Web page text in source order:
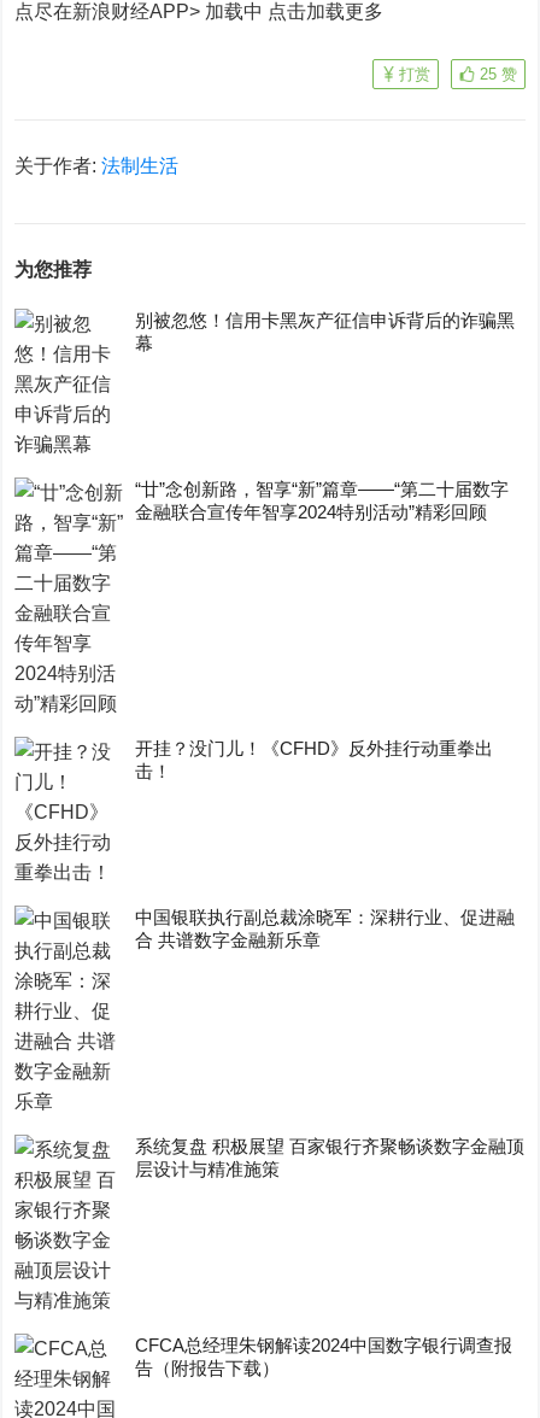
点尽在新浪财经APP> 加载中 点击加载更多
25 赞
打赏
关于作者:法制生活
为您推荐
别被忽悠！信用卡黑灰产征信申诉背后的诈骗黑
幕
“廿”念创新路，智享“新”篇章——“第二十届数字
金融联合宣传年智享2024特别活动”精彩回顾
开挂？没门儿！《CFHD》反外挂行动重拳出
击！
中国银联执行副总裁涂晓军：深耕行业、促进融
合 共谱数字金融新乐章
系统复盘 积极展望 百家银行齐聚畅谈数字金融顶
层设计与精准施策
CFCA总经理朱钢解读2024中国数字银行调查报
告（附报告下载）